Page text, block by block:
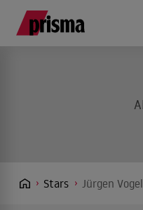
Stars Jürgen Vogel